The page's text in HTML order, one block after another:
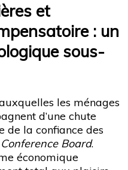
et
: un
sous-
les ménages
d’une chute
de la confiance des
Board.
économique